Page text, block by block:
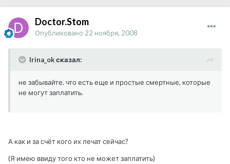
Doctor.Stom
Опубликовано 22 ноября, 2008
Irina_ok сказал:
не забывайте. что есть еще и простые смертные, которые
не могут заплатить.
А как и за счёт кого их лечат сейчас?
(Я имею ввиду того кто не может заплатить)